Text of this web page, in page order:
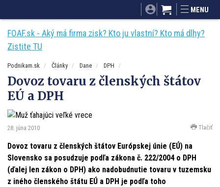
Mnamky-recepty.sk
MENU
FOAF.sk - Aký má firma zisk? Kto ju vlastní? Kto má dlhy?
Zistite TU
Podnikam.sk Články Dane DPH
Dovoz tovaru z členských štátov
EÚ a DPH
28. júna 2010 Tlačiť
Dovoz tovaru z členských štátov Európskej únie (EÚ) na
Slovensko sa posudzuje podľa zákona č. 222/2004 o DPH
(ďalej len zákon o DPH) ako nadobudnutie tovaru v tuzemsku
z iného členského štátu EÚ a DPH je podľa toho